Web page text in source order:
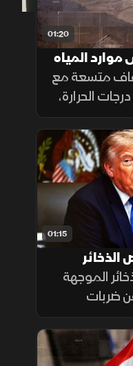
01:20
المياه
متسعة مع
الحرارة،
والخزانات
01:15
الذخائر
الموجهة
ضربات
ثم نائبه
الأبيض صحة